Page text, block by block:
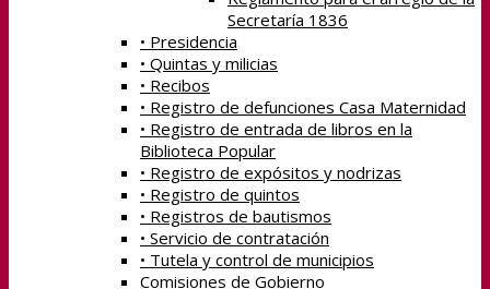
Secretaría 1836
• Presidencia
• Quintas y milicias
• Recibos
• Registro de defunciones Casa Maternidad
• Registro de entrada de libros en la
Biblioteca Popular
• Registro de expósitos y nodrizas
• Registro de quintos
• Registros de bautismos
• Servicio de contratación
• Tutela y control de municipios
Comisiones de Gobierno